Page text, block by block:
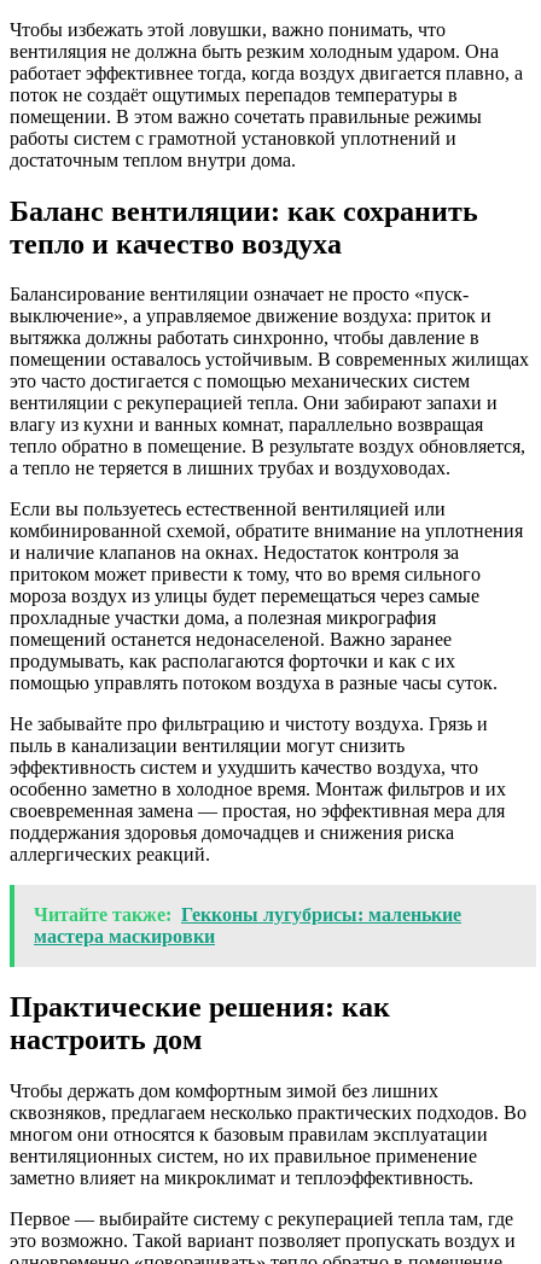
Чтобы избежать этой ловушки, важно понимать, что
вентиляция не должна быть резким холодным ударом. Она
работает эффективнее тогда, когда воздух двигается плавно, а
поток не создаёт ощутимых перепадов температуры в
помещении. В этом важно сочетать правильные режимы
работы систем с грамотной установкой уплотнений и
достаточным теплом внутри дома.
Баланс вентиляции: как сохранить
тепло и качество воздуха
Балансирование вентиляции означает не просто «пуск-
выключение», а управляемое движение воздуха: приток и
вытяжка должны работать синхронно, чтобы давление в
помещении оставалось устойчивым. В современных жилищах
это часто достигается с помощью механических систем
вентиляции с рекуперацией тепла. Они забирают запахи и
влагу из кухни и ванных комнат, параллельно возвращая
тепло обратно в помещение. В результате воздух обновляется,
а тепло не теряется в лишних трубах и воздуховодах.
Если вы пользуетесь естественной вентиляцией или
комбинированной схемой, обратите внимание на уплотнения
и наличие клапанов на окнах. Недостаток контроля за
притоком может привести к тому, что во время сильного
мороза воздух из улицы будет перемещаться через самые
прохладные участки дома, а полезная микрография
помещений останется недонаселеной. Важно заранее
продумывать, как располагаются форточки и как с их
помощью управлять потоком воздуха в разные часы суток.
Не забывайте про фильтрацию и чистоту воздуха. Грязь и
пыль в канализации вентиляции могут снизить
эффективность систем и ухудшить качество воздуха, что
особенно заметно в холодное время. Монтаж фильтров и их
своевременная замена — простая, но эффективная мера для
поддержания здоровья домочадцев и снижения риска
аллергических реакций.
Читайте также: Гекконы лугубрисы: маленькие
мастера маскировки
Практические решения: как
настроить дом
Чтобы держать дом комфортным зимой без лишних
сквозняков, предлагаем несколько практических подходов. Во
многом они относятся к базовым правилам эксплуатации
вентиляционных систем, но их правильное применение
заметно влияет на микроклимат и теплоэффективность.
Первое — выбирайте систему с рекуперацией тепла там, где
это возможно. Такой вариант позволяет пропускать воздух и